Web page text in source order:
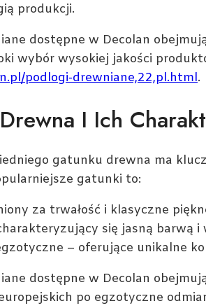
produkcji.
dostępne w Decolan
wybór wysokiej jakości
podlogi-drewniane,22,pl.html.
I Ich
gatunku drewna ma
gatunki to:
za trwałość i klasyczne
się jasną barwą i
– oferujące unikalne
dostępne w Decolan
po egzotyczne